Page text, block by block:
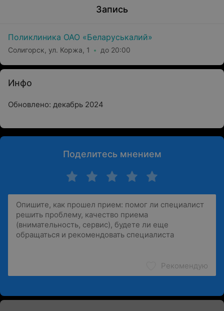
Запись
Поликлиника ОАО «Беларуськалий»
Солигорск, ул. Коржа, 1 до 20:00
Инфо
Обновлено: декабрь 2024
Поделитесь мнением
Рекомендую